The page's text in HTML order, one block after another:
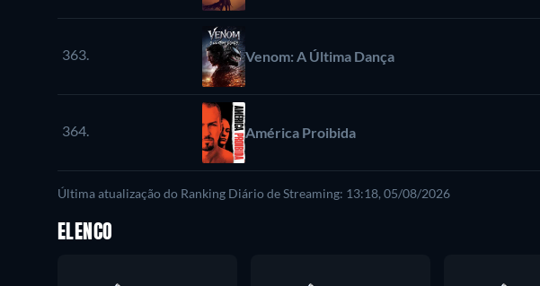
363. Venom: A Última Dança
364. América Proibida
Última atualização do Ranking Diário de Streaming: 13:18, 05/08/2026
ELENCO